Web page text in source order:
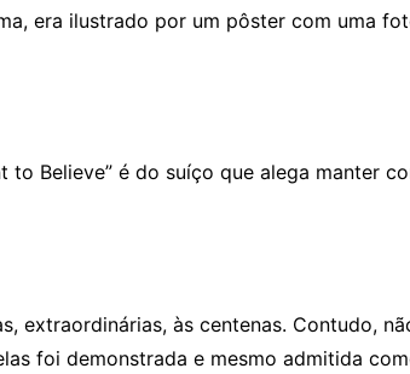
era ilustrado por um pôster com uma
Believe” é do suíço que alega manter
extraordinárias, às centenas. Contudo,
foi demonstrada e mesmo admitida